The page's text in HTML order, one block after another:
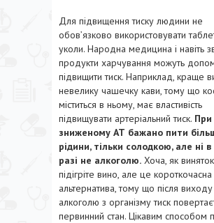
Для підвищення тиску людини не
обов’язково використовувати
уколи. Народна медицина і навіть
продукти харчування можуть
підвищити тиск. Наприклад, краще
невелику чашечку кави, тому що
міститься в ньому, має властивість
підвищувати артеріальний тиск. При
зниженому АТ бажано пити
рідини, тільки солодкою, але ні
разі не алкоголю. Хоча, як
підігріте вино, але це короткочасна
альтернатива, тому що після виходу
алкоголю з організму тиск
первинний стан. Цікавим способом